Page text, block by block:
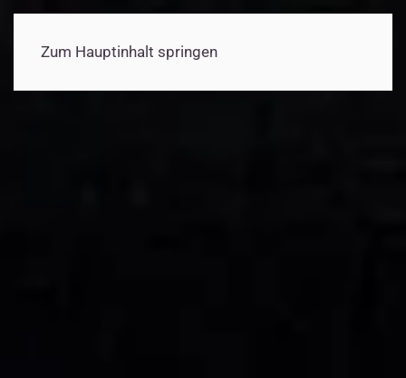
Zum Hauptinhalt springen